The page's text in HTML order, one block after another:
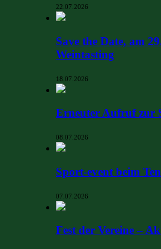
22.07.2026
Save the Date, am
Weintasting
18.07.2026
Erneuter Aufruf zur
08.07.2026
Sport-event beim
07.07.2026
Fest der Vereine –